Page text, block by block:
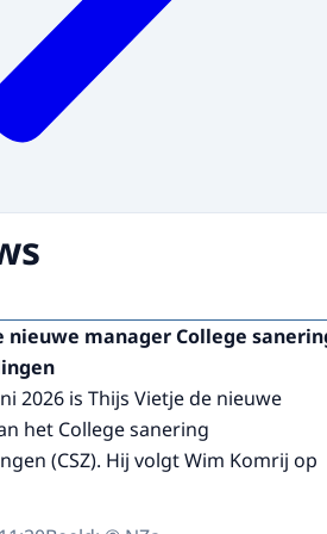
nieuwe manager College
2026 is Thijs Vietje de nieuwe
het College sanering
(CSZ). Hij volgt Wim Komrij op